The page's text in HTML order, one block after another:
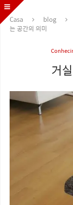
Casa blog
는 공간의 의미
거